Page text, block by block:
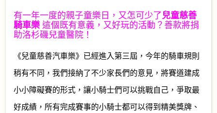
有一年一度的親子童樂日，又怎可少了兒童慈善
騎車樂這個既有意義，又好玩的活動？善款將捐
助洛杉磯兒童醫院！
《兒童慈善汽車樂》已經進入第三屆，今年的騎車規則
稍有不同，我們接納了不少家長們的意見，將賽道建成
小小障礙賽的形式，讓小騎士們可以挑戰自己，爭取最
好成績，所有完成賽事的小騎士都可以得到精美獎牌、